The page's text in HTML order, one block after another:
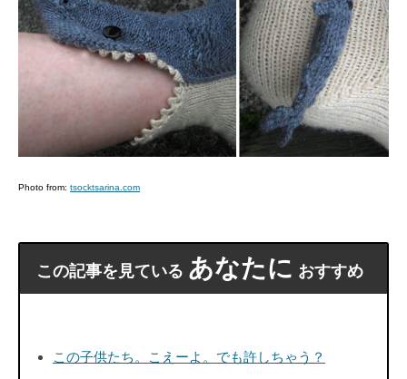
Photo from: tsocktsarina.com
この記事を見ている あなたに おすすめ
この子供たち。こえーよ。でも許しちゃう？